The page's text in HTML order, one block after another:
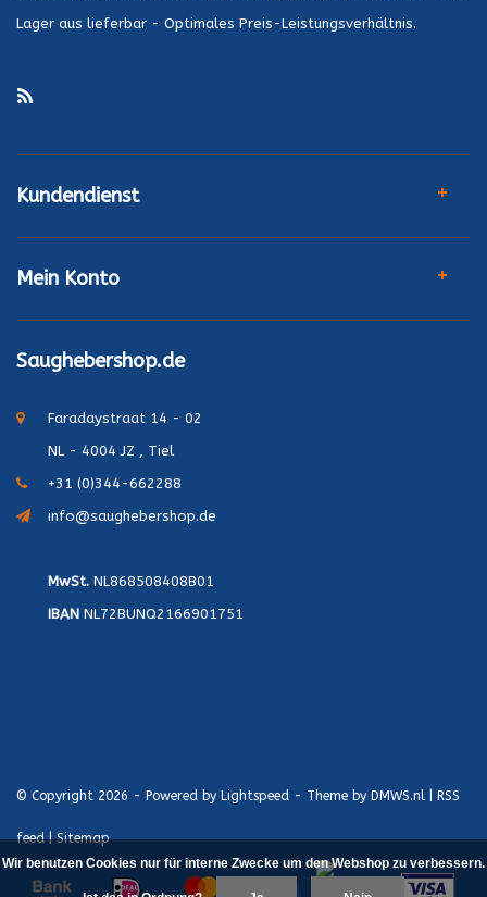
Lager aus lieferbar - Optimales Preis-Leistungsverhältnis.
Kundendienst
Mein Konto
Saughebershop.de
Faradaystraat 14 - 02
NL - 4004 JZ , Tiel
+31 (0)344-662288
info@saughebershop.de
MwSt. NL868508408B01
IBAN NL72BUNQ2166901751
© Copyright 2026 - Powered by Lightspeed - Theme by DMWS.nl RSS
feed|Sitemap
Wir benutzen Cookies nur für interne Zwecke um den Webshop zu verbessern.